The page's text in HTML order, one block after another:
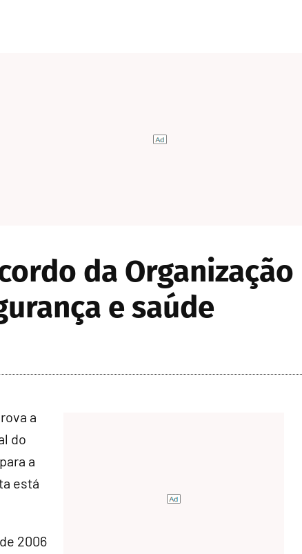
da
e saúde
a
do
a
está
2006